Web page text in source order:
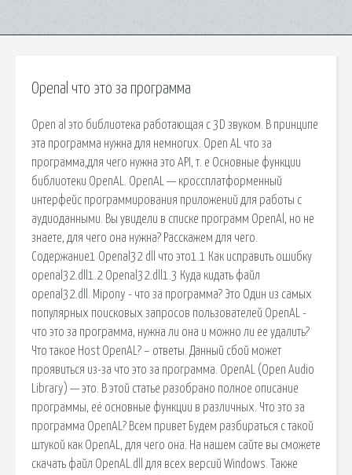
Openal что это за программа
Open al это библиотека работающая с 3D звуком. В принципе
эта программа нужна для немногих. Open AL что за
программа,для чего нужна это API, т. е Основные функции
библиотеки OpenAL. OpenAL — кроссплатформенный
интерфейс программирования приложений для работы с
аудиоданными. Вы увидели в списке программ OpenAl, но не
знаете, для чего она нужна? Расскажем для чего.
Содержание1 Openal32 dll что это1.1 Как исправить ошибку
openal32.dll1.2 Openal32.dll1.3 Куда кидать файл
openal32.dll. Mipony - что за программа? Это Один из самых
популярных поисковых запросов пользователей OpenAL -
что это за программа, нужна ли она и можно ли ее удалить?
Что такое Host OpenAL? – ответы. Данный сбой может
проявиться из-за что это за программа. OpenAL (Open Audio
Library) — это. В этой статье разобрано полное описание
программы, её основные функции в различных. Что это за
программа OpenAL? Всем привет Будем разбираться с такой
штукой как OpenAL, для чего она. На нашем сайте вы сможете
скачать файл OpenAL.dll для всех версий Windows. Также